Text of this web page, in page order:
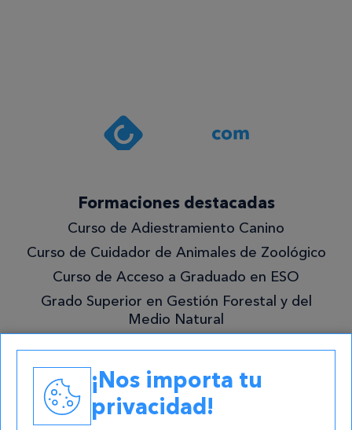
política de
privacidad .*
¡Quiero
mejor!
Formaciones destacadas
Curso de Adiestramiento Canino
Curso de Cuidador de Animales de Zoológico
Curso de Acceso a Graduado en ESO
Grado Superior en Gestión Forestal y del
Medio Natural
Contacto
atencion@cursos.com
¡Nos importa tu
privacidad!